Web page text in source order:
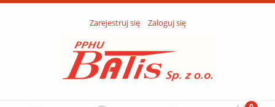
Zarejestruj się Zaloguj się